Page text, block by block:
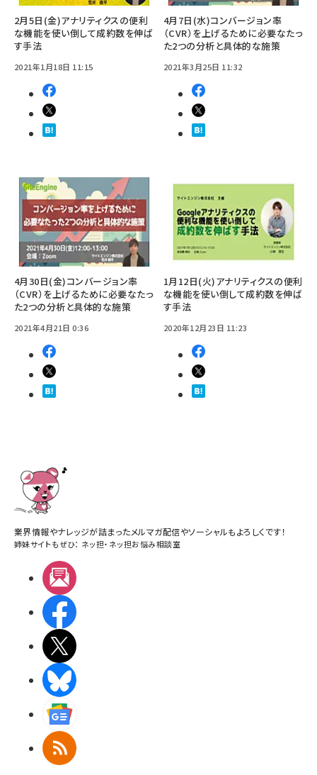
2月5日(金)アナリティクスの便利
な機能を使い倒して成約数を伸ば
す手法
2021年1月18日 11:15
4月7日(水)コンバージョン率
（CVR）を上げるために必要なたっ
た2つの分析と具体的な施策
2021年3月25日 11:32
4月30日(金)コンバージョン率
（CVR）を上げるために必要なたっ
た2つの分析と具体的な施策
2021年4月21日 0:36
1月12日(火)アナリティクスの便利
な機能を使い倒して成約数を伸ば
す手法
2020年12月23日 11:23
業界情報やナレッジが詰まったメルマガ配信やソーシャルもよろしくです！
姉妹サイトもぜひ： ネッ担・ ネッ担お悩み相談室
RSS